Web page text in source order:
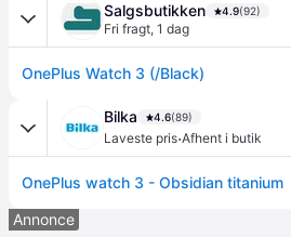
Salgsbutikken 4.9(92)
Fri fragt, 1 dag
OnePlus Watch 3 (/Black)
Bilka 4.6(89)
Laveste pris·Afhent i butik
OnePlus watch 3 - Obsidian titanium
Annonce